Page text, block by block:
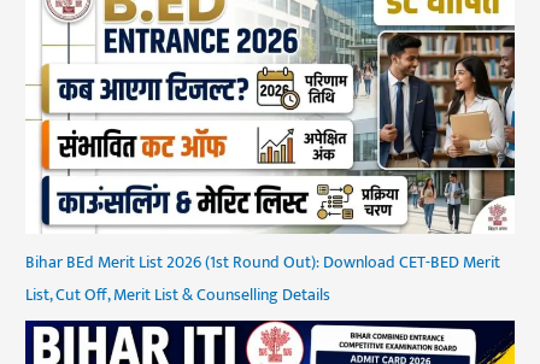
Bihar BEd Merit List 2026 (1st Round Out): Download CET-BED Merit
List, Cut Off, Merit List & Counselling Details